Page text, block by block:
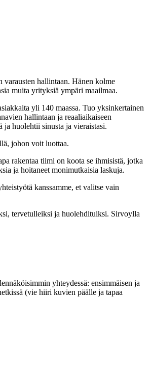
hallintaan. Hänen kolme
muita yrityksiä ympäri maailmaa.
yli 140 maassa. Tuo yksinkertainen
hallintaan ja reaaliaikaiseen
huolehtii sinusta ja vieraistasi.
johon voit luottaa.
rakentaa tiimi on koota se ihmisistä, jotka
ja hoitaneet monimutkaisia laskuja.
kanssamme, et valitse vain
tervetulleiksi ja huolehdituiksi. Sirvoylla
yhteydessä: ensimmäisen ja
(vie hiiri kuvien päälle ja tapaa